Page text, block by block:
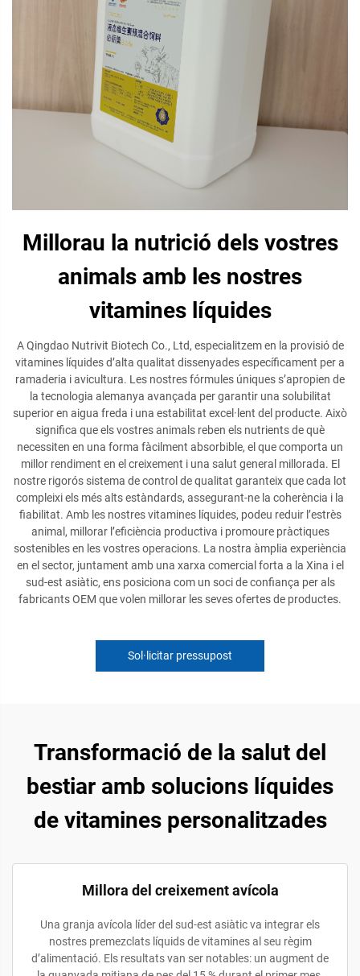
Millorau la nutrició dels vostres
animals amb les nostres
vitamines líquides
A Qingdao Nutrivit Biotech Co., Ltd, especialitzem en la provisió de
vitamines líquides d’alta qualitat dissenyades específicament per a
ramaderia i avicultura. Les nostres fórmules úniques s’apropien de
la tecnologia alemanya avançada per garantir una solubilitat
superior en aigua freda i una estabilitat excel·lent del producte. Això
significa que els vostres animals reben els nutrients de què
necessiten en una forma fàcilment absorbible, el que comporta un
millor rendiment en el creixement i una salut general millorada. El
nostre rigorós sistema de control de qualitat garanteix que cada lot
compleixi els més alts estàndards, assegurant-ne la coherència i la
fiabilitat. Amb les nostres vitamines líquides, podeu reduir l’estrès
animal, millorar l’eficiència productiva i promoure pràctiques
sostenibles en les vostres operacions. La nostra àmplia experiència
en el sector, juntament amb una xarxa comercial forta a la Xina i el
sud-est asiàtic, ens posiciona com un soci de confiança per als
fabricants OEM que volen millorar les seves ofertes de productes.
Sol·licitar pressupost
Transformació de la salut del
bestiar amb solucions líquides
de vitamines personalitzades
Millora del creixement avícola
Una granja avícola líder del sud-est asiàtic va integrar els
nostres premezclats líquids de vitamines al seu règim
d’alimentació. Els resultats van ser notables: un augment de